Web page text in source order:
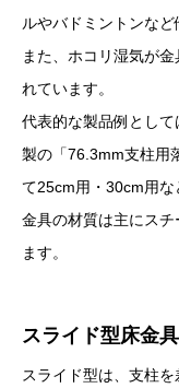
ルやバドミントンなど
また、ホコリ湿気が
れています。
代表的な製品例とし
製の「76.3mm支柱用
て25cm用・30cm用な
金具の材質は主にス
ます。
スライド型床金具
スライド型は、支柱